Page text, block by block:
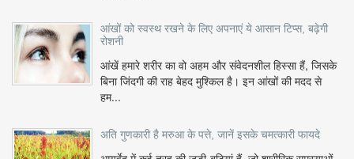
आंखों को स्वस्थ रखने के लिए अपनाएं ये आसान टिप्स, बढ़ेगी
रोशनी
आंखें हमारे शरीर का वो अहम और संवेदनशील हिस्सा हैं, जिसके
बिना जिंदगी की राह बेहद मुश्किल है। इन आंखों की मदद से
हम...
अति गुणकारी है मरुआ के पत्ते, जानें इसके चमत्कारी फायदे